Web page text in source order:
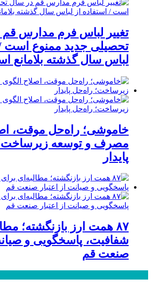
تغییر لباس فرم مدارس
تحصیلی جدید ممنوع است /
لباس سال گذشته بلامانع
خاموشی؛ راه‌حل موقت،
مصرف و توسعه
پایدار
۸۷ همت ارز بازنگشته؛
شفافیت، پاسخگویی و
صنعت قم